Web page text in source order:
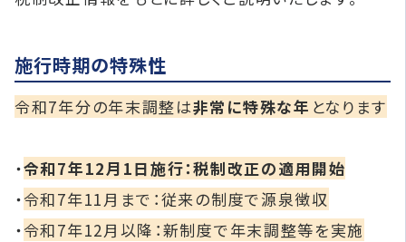
施行時期の特殊性
令和7年分の年末調整は非常に特殊な年 となります
・令和7年12月1日施行：税制改正の適用開始
・令和7年11月まで：従来の制度で源泉徴収
・令和7年12月以降：新制度で年末調整等を実施